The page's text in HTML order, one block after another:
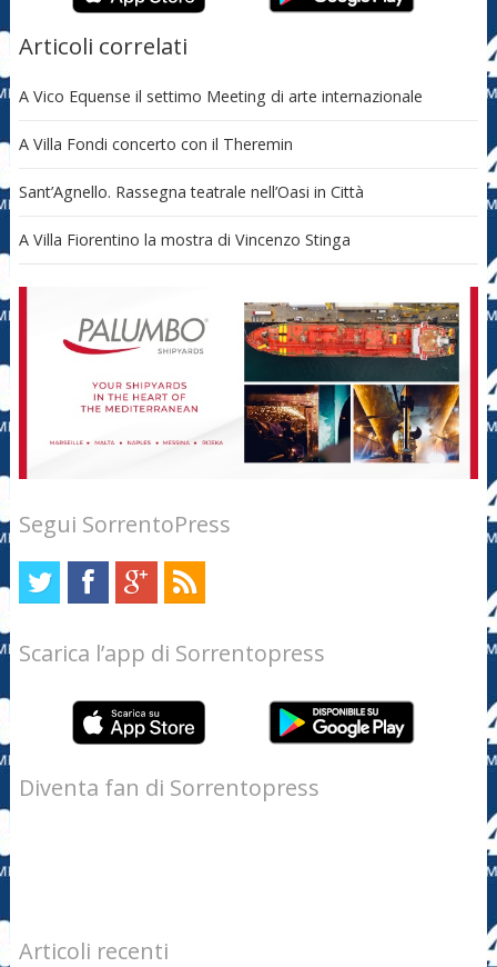
Articoli correlati
A Vico Equense il settimo Meeting di arte internazionale
A Villa Fondi concerto con il Theremin
Sant’Agnello. Rassegna teatrale nell’Oasi in Città
A Villa Fiorentino la mostra di Vincenzo Stinga
Segui SorrentoPress
Scarica l’app di Sorrentopress
Diventa fan di Sorrentopress
Articoli recenti